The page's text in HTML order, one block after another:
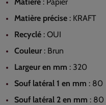
Matière précise : KRAFT
Recyclé : OUI
Couleur : Brun
Largeur en mm : 320
Souf latéral 1 en mm : 80
Souf latéral 2 en mm : 80